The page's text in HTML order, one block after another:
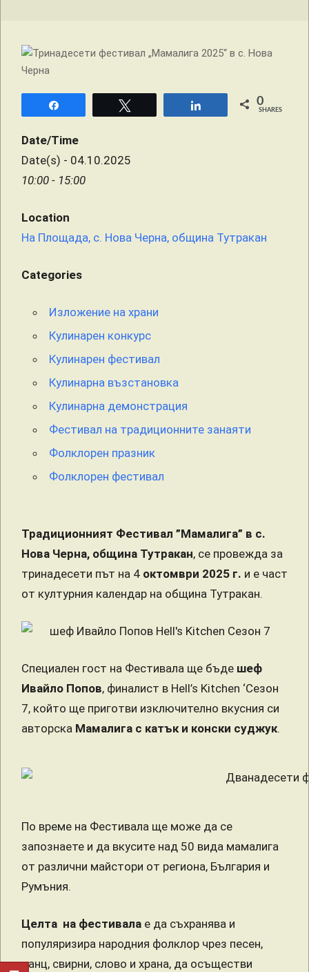
0
SHARES
Date/Time
Date(s) - 04.10.2025
10:00 - 15:00
Location
На Площада, с. Нова Черна, община Тутракан
Categories
Изложение на храни
Кулинарен конкурс
Кулинарен фестивал
Кулинарна възстановка
Кулинарна демонстрация
Фестивал на традиционните занаяти
Фолклорен празник
Фолклорен фестивал
Традиционният Фестивал ”Мамалига” в с.
Нова Черна, община Тутракан, се провежда за
тринадесети път на 4 октомври 2025 г. и е част
от културния календар на община Тутракан.
Специален гост на Фестивала ще бъде шеф
Ивайло Попов, финалист в Hell’s Kitchen ‘Сезон
7, който ще приготви изключително вкусния си
авторска Мамалига с катък и конски суджук.
По време на Фестивала ще може да се
запознаете и да вкусите над 50 вида мамалига
от различни майстори от региона, България и
Румъния.
Целта на фестивала е да съхранява и
популяризира народния фолклор чрез песен,
танц, свирни, слово и храна, да осъществи